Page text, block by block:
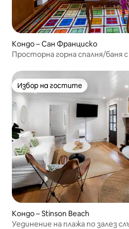
Кондо – Сан Франциско
Просторна горна спалня/баня
Избор на гостите
Избор на гостите
Кондо – Stinson Beach
Уединение на плажа по залез